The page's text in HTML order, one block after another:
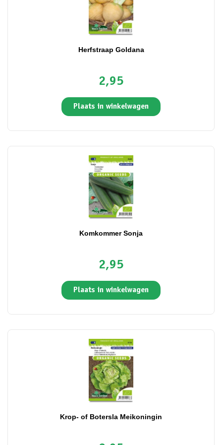
Herfstraap Goldana
2,95
Plaats in winkelwagen
Komkommer Sonja
2,95
Plaats in winkelwagen
Krop- of Botersla Meikoningin